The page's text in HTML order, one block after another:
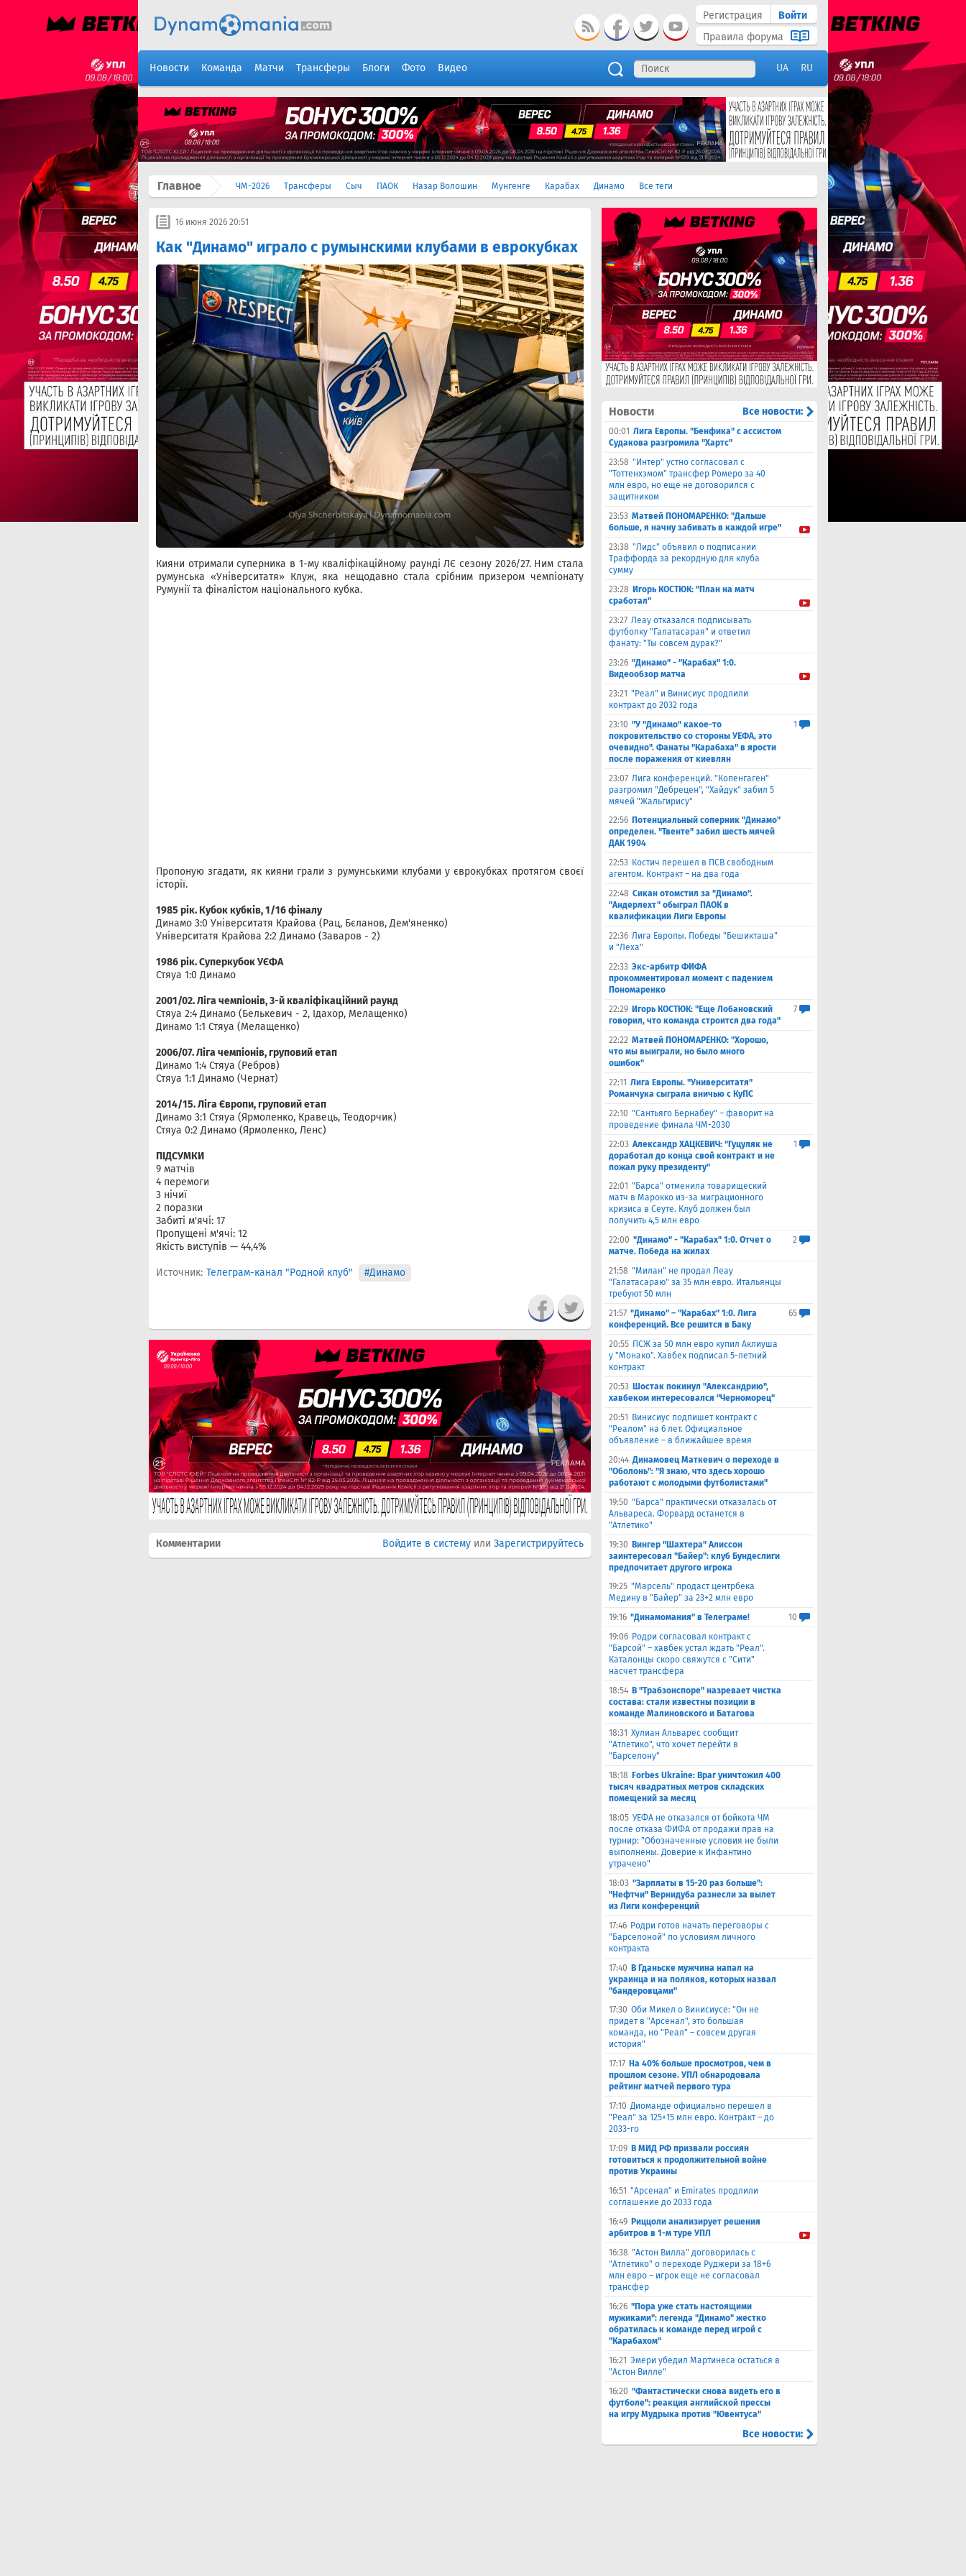
Регистрация
Войти
Правила форума
Новости Команда Матчи Трансферы Блоги Фото Видео UA RU
Главное ЧМ-2026 Трансферы Сыч ПАОК Назар Волошин Мунгенге Карабах Динамо Все теги
16 июня 2026 20:51
Как "Динамо" играло с румынскими клубами в еврокубках
Кияни отримали суперника в 1-му кваліфікаційному раунді ЛЄ сезону 2026/27. Ним стала
румунська «Університатя» Клуж, яка нещодавно стала срібним призером чемпіонату
Румунії та фіналістом національного кубка.
Пропоную згадати, як кияни грали з румунськими клубами у єврокубках протягом своєї
історії.
1985 рік. Кубок кубків, 1/16 фіналу
Динамо 3:0 Університатя Крайова (Рац, Бєланов, Дем'яненко)
Університатя Крайова 2:2 Динамо (Заваров - 2)
1986 рік. Суперкубок УЄФА
Стяуа 1:0 Динамо
2001/02. Ліга чемпіонів, 3-й кваліфікаційний раунд
Стяуа 2:4 Динамо (Белькевич - 2, Ідахор, Мелащенко)
Динамо 1:1 Стяуа (Мелащенко)
2006/07. Ліга чемпіонів, груповий етап
Динамо 1:4 Стяуа (Ребров)
Стяуа 1:1 Динамо (Чернат)
2014/15. Ліга Європи, груповий етап
Динамо 3:1 Стяуа (Ярмоленко, Кравець, Теодорчик)
Стяуа 0:2 Динамо (Ярмоленко, Ленс)
ПІДСУМКИ
9 матчів
4 перемоги
3 нічиї
2 поразки
Забиті м'ячі: 17
Пропущені м'ячі: 12
Якість виступів — 44,4%
Источник: Телеграм-канал "Родной клуб" #Динамо
Комментарии Войдите в систему или Зарегистрируйтесь
Новости Все новости:
00:01 Лига Европы. "Бенфика" с ассистом
Судакова разгромила "Хартс"
23:58 "Интер" устно согласовал с
"Тоттенхэмом" трансфер Ромеро за 40
млн евро, но еще не договорился с
защитником
23:53 Матвей ПОНОМАРЕНКО: "Дальше
больше, я начну забивать в каждой игре"
23:38 "Лидс" объявил о подписании
Траффорда за рекордную для клуба
сумму
23:28 Игорь КОСТЮК: "План на матч
сработал"
23:27 Леау отказался подписывать
футболку "Галатасарая" и ответил
фанату: "Ты совсем дурак?"
23:26 "Динамо" - "Карабах" 1:0.
Видеообзор матча
23:21 "Реал" и Винисиус продлили
контракт до 2032 года
23:10 "У "Динамо" какое-то
покровительство со стороны УЕФА, это
очевидно". Фанаты "Карабаха" в ярости
после поражения от киевлян
1
23:07 Лига конференций. "Копенгаген"
разгромил "Дебрецен", "Хайдук" забил 5
мячей "Жальгирису"
22:56 Потенциальный соперник "Динамо"
определен. "Твенте" забил шесть мячей
ДАК 1904
22:53 Костич перешел в ПСВ свободным
агентом. Контракт – на два года
22:48 Сикан отомстил за "Динамо".
"Андерлехт" обыграл ПАОК в
квалификации Лиги Европы
22:36 Лига Европы. Победы "Бешикташа"
и "Леха"
22:33 Экс-арбитр ФИФА
прокомментировал момент с падением
Пономаренко
22:29 Игорь КОСТЮК: "Еще Лобановский
говорил, что команда строится два года"
7
22:22 Матвей ПОНОМАРЕНКО: "Хорошо,
что мы выиграли, но было много
ошибок"
22:11 Лига Европы. "Университатя"
Романчука сыграла вничью с ​КуПС
22:10 "Сантьяго Бернабеу" – фаворит на
проведение финала ЧМ-2030
22:03 Александр ХАЦКЕВИЧ: "Гуцуляк не
доработал до конца свой контракт и не
пожал руку президенту"
1
22:01 "Барса" отменила товарищеский
матч в Марокко из-за миграционного
кризиса в Сеуте. Клуб должен был
получить 4,5 млн евро
22:00 "Динамо" - "Карабах" 1:0. Отчет о
матче. Победа на жилах
2
21:58 "Милан" не продал Леау
"Галатасараю" за 35 млн евро. Итальянцы
требуют 50 млн
21:57 "Динамо" – "Карабах" 1:0. Лига
конференций. Все решится в Баку
65
20:55 ПСЖ за 50 млн евро купил Аклиуша
у "Монако". Хавбек подписал 5-летний
контракт
20:53 Шостак покинул "Александрию",
хавбеком интересовался "Черноморец"
20:51
Винисиус подпишет контракт с
"Реалом" на 6 лет. Официальное
объявление – в ближайшее время
20:44 Динамовец Маткевич о переходе в
"Оболонь": "Я знаю, что здесь хорошо
работают с молодыми футболистами"
19:50 "Барса" практически отказалась от
Альвареса. Форвард останется в
"Атлетико"
19:30 Вингер "Шахтера" Алиссон
заинтересовал "Байер": клуб Бундеслиги
предпочитает другого игрока
19:25 "Марсель" продаст центрбека
Медину в "Байер" за 23+2 млн евро
19:16 "Динамомания" в Телеграме!
10
19:06 Родри согласовал контракт с
"Барсой" – хавбек устал ждать "Реал".
Каталонцы скоро свяжутся с "Сити"
насчет трансфера
18:54 В "Трабзонспоре" назревает чистка
состава: стали известны позиции в
команде Малиновского и Батагова
18:31 Хулиан Альварес сообщит
"Атлетико", что хочет перейти в
"Барселону"
18:18 Forbes Ukraine: Враг уничтожил 400
тысяч квадратных метров складских
помещений за месяц
18:05 УЕФА не отказался от бойкота ЧМ
после отказа ФИФА от продажи прав на
турнир: "Обозначенные условия не были
выполнены. Доверие к Инфантино
утрачено"
18:03 "Зарплаты в 15-20 раз больше":
"Нефтчи" Вернидуба разнесли за вылет
из Лиги конференций
17:46 Родри готов начать переговоры с
"Барселоной" по условиям личного
контракта
17:40 В Гданьске мужчина напал на
украинца и на поляков, которых назвал
"бандеровцами"
17:30 Оби Микел о Винисиусе: "Он не
придет в "Арсенал", это большая
команда, но "Реал" – совсем другая
история"
17:17 На 40% больше просмотров, чем в
прошлом сезоне. УПЛ обнародовала
рейтинг матчей первого тура
17:10 Диоманде официально перешел в
"Реал" за 125+15 млн евро. Контракт – до
2033-го
17:09 В МИД РФ призвали россиян
готовиться к продолжительной войне
против Украины
16:51 "Арсенал" и Emirates продлили
соглашение до 2033 года
16:49 Риццоли анализирует решения
арбитров в 1-м туре УПЛ
16:38 "Астон Вилла" договорилась с
"Атлетико" о переходе Руджери за 18+6
млн евро – игрок еще не согласовал
трансфер
16:26 "Пора уже стать настоящими
мужиками": легенда "Динамо" жестко
обратилась к команде перед игрой с
"Карабахом"
16:21 Эмери убедил Мартинеса остаться в
"Астон Вилле"
16:20 "Фантастически снова видеть его в
футболе": реакция английской прессы
на игру Мудрыка против "Ювентуса"
Все новости: